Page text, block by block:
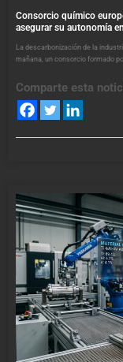
Consorcio químico
asegurar su autonomía
La descarbonización de la
mañana, un consorcio formado
Comparte esta